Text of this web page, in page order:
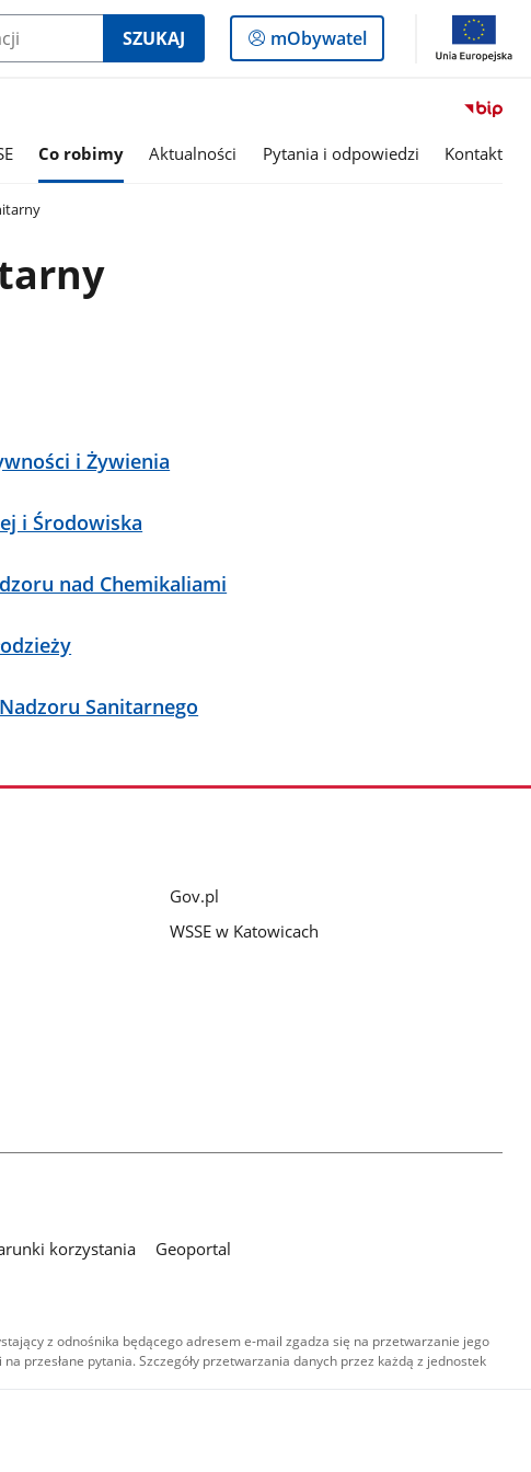
SZUKAJ
Logowanie
do
mObywatel
Co robimy Aktualności Pytania i odpowiedzi Kontakt
i Żywienia
i Środowiska
nad Chemikaliami
Sanitarnego
Gov.pl
WSSE w Katowicach
korzystania
Geoportal
z odnośnika będącego adresem e-mail zgadza się na przetwarzanie jego
przesłane pytania. Szczegóły przetwarzania danych przez każdą z jednostek